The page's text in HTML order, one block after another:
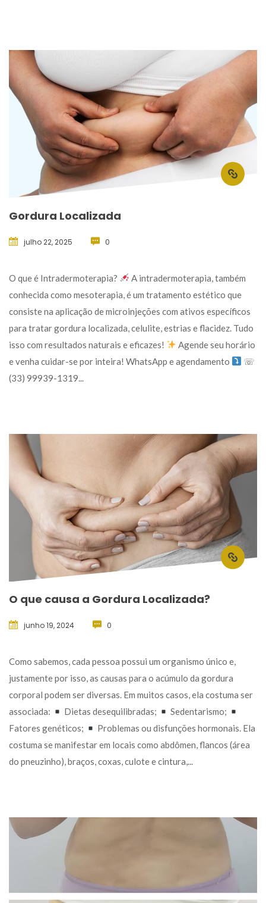
Gordura Localizada
julho 22, 2025 0
O que é Intradermoterapia?
A intradermoterapia, também
conhecida como mesoterapia, é um tratamento estético que
consiste na aplicação de microinjeções com ativos específicos
para tratar gordura localizada, celulite, estrias e flacidez. Tudo
isso com resultados naturais e eficazes!
Agende seu horário
e venha cuidar-se por inteira! WhatsApp e agendamento
☏
(33) 99939-1319...
O que causa a Gordura Localizada?
junho 19, 2024 0
Como sabemos, cada pessoa possui um organismo único e,
justamente por isso, as causas para o acúmulo da gordura
corporal podem ser diversas. Em muitos casos, ela costuma ser
associada:
Dietas desequilibradas;
Sedentarismo;
Fatores genéticos;
Problemas ou disfunções hormonais. Ela
costuma se manifestar em locais como abdômen, flancos (área
do pneuzinho), braços, coxas, culote e cintura,...